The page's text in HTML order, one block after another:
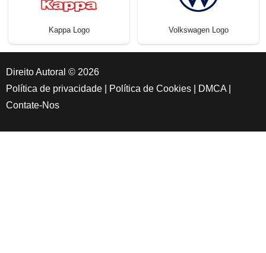
Kappa Logo Volkswagen Logo
Direito Autoral © 2026
Política de privacidade
Política de Cookies DMCA
Contate-Nos